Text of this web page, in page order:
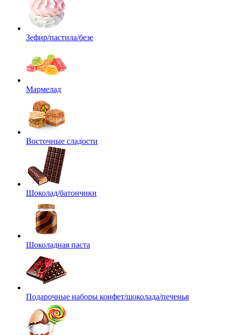
Зефир/пастила/безе
Мармелад
Восточные сладости
Шоколад/батончики
Шоколадная паста
Подарочные наборы конфет/шоколада/печенья